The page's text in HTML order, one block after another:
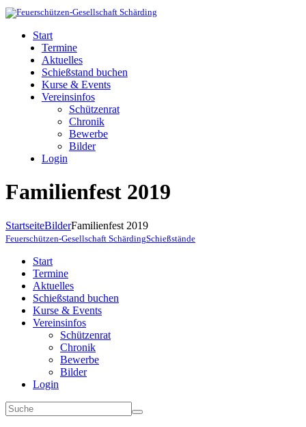
Start
Termine
Aktuelles
Schießstand buchen
Kurse & Events
Vereinsinfos
Schützenrat
Chronik
Bewerbe
Bilder
Login
Familienfest 2019
StartseiteBilderFamilienfest 2019
Feuerschützen-Gesellschaft SchärdingSchießstände
Start
Termine
Aktuelles
Schießstand buchen
Kurse & Events
Vereinsinfos
Schützenrat
Chronik
Bewerbe
Bilder
Login